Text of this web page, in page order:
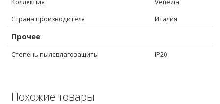
Коллекция
Venezia
Страна производителя
Италия
Прочее
Степень пылевлагозащиты IP20
Похожие товары